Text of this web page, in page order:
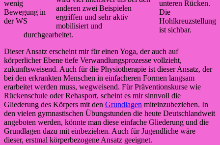
wenig
Bewegung in
der WS
unteren Rücken.
Die
Hohlkreuzstellung
ist sichbar.
anderen zwei Beispielen
ergriffen und sehr aktiv
mobilisiert und
durchgearbeitet.
Dieser Ansatz erscheint mir für einen Yoga, der auch auf
körperlicher Ebene tiefe Verwandlungsprozesse vollzieht,
zukunftsweisend. Auch für die Physiotherapie ist dieser Ansatz, der
bei den erkrankten Menschen in einfacheren Formen langsam
erarbeitet werden muss, wegweisend. Für Präventionskurse wie
Rückenschule oder Rehasport, scheint es mir sinnvoll die
Gliederung des Körpers mit den Grundlagen miteinzubeziehen. In
den vielen gymnastischen Übungstunden die heute Deutschlandweit
angeboten werden, könnte man diese einfache Gliederung und die
Grundlagen dazu mit einbeziehen. Auch für Jugendliche wäre
dieser, erstmal körperbezogene Ansatz geeignet.